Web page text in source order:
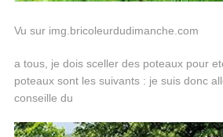
Vu sur img.bricoleurdudimanche.com
a tous, je dois sceller des poteaux pour
poteaux sont les suivants : je suis donc
conseille du